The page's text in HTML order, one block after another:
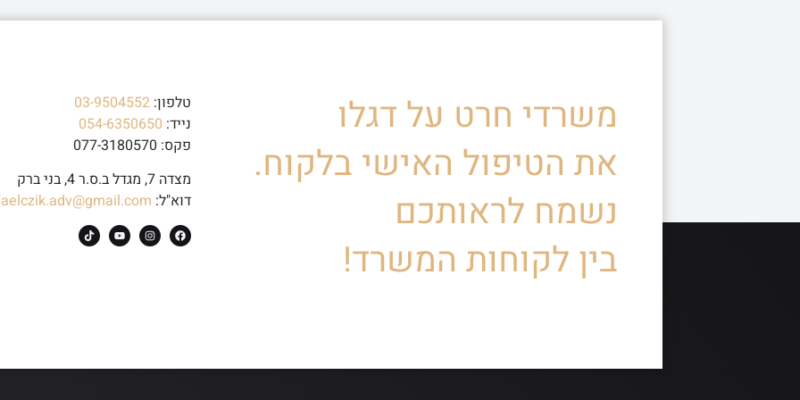
משרדי חרט על דגלו
את הטיפול האישי בלקוח.
נשמח לראותכם
בין לקוחות המשרד!
טלפון: 03-9504552
נייד: 054-6350650
פקס: 077-3180570
מצדה 7, מגדל ב.ס.ר 4, בני ברק
דוא"ל: